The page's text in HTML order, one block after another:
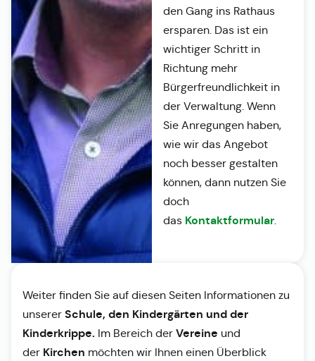
den Gang ins Rathaus
ersparen. Das ist ein
wichtiger Schritt in
Richtung mehr
Bürgerfreundlichkeit in
der Verwaltung. Wenn
Sie Anregungen haben,
wie wir das Angebot
noch besser gestalten
können, dann nutzen Sie
doch
das Kontaktformular.
Weiter finden Sie auf diesen Seiten Informationen zu
unserer Schule, den Kindergärten und der
Kinderkrippe. Im Bereich der Vereine und
der Kirchen möchten wir Ihnen einen Überblick